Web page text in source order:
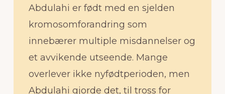
Abdulahi er født med en sjelden
kromosomforandring som
innebærer multiple misdannelser og
et avvikende utseende. Mange
overlever ikke nyfødtperioden, men
Abdulahi gjorde det, til tross for